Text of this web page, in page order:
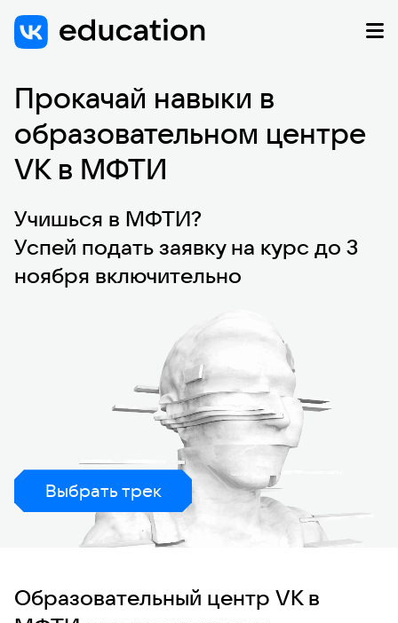
Прокачай навыки в
образовательном центре
VK в МФТИ
Учишься в МФТИ?
Успей подать заявку на курс до 3
ноября включительно
Выбрать трек
Образовательный центр VK в